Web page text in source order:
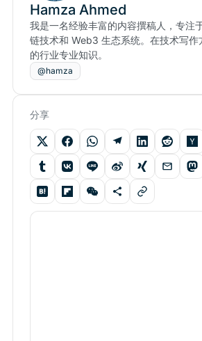
Hamza Ahmed
我是一名经验丰富的内容撰稿人，专注
链技术和 Web3 生态系统。在技术写作
的行业专业知识。
@hamza
分享